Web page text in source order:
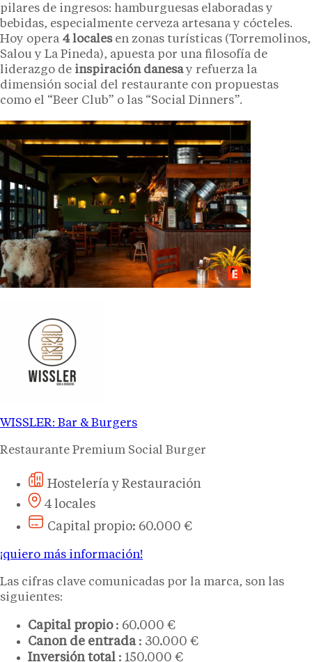
pilares de ingresos: hamburguesas elaboradas y
bebidas, especialmente cerveza artesana y cócteles.
Hoy opera 4 localesen zonas turísticas (Torremolinos,
Salou y La Pineda), apuesta por una filosofía de
liderazgo de inspiración danesay refuerza la
dimensión social del restaurante con propuestas
como el “Beer Club” o las “Social Dinners”.
WISSLER: Bar & Burgers
Restaurante Premium Social Burger
Hostelería y Restauración
4 locales
Capital propio: 60.000 €
¡quiero más información!
Las cifras clave comunicadas por la marca, son las
siguientes:
Capital propio: 60.000 €
Canon de entrada: 30.000 €
Inversión total : 150.000 €